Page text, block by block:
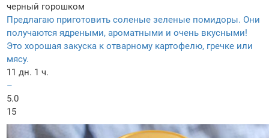
черный горошком
Предлагаю приготовить соленые зеленые помидоры. Они
получаются ядреными, ароматными и очень вкусными!
Это хорошая закуска к отварному картофелю, гречке или
мясу.
11 дн. 1 ч.
–
5.0
15